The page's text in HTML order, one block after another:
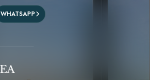
WHATSAPP